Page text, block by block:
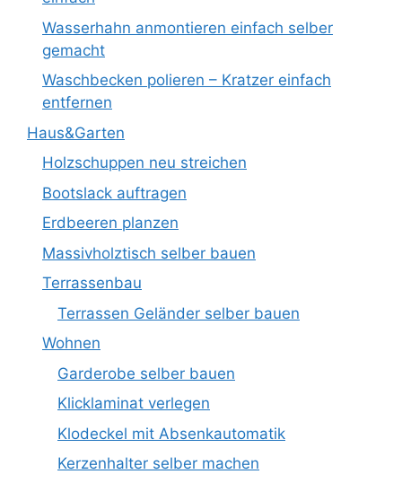
Wasserhahn anmontieren einfach selber
gemacht
Waschbecken polieren – Kratzer einfach
entfernen
Haus&Garten
Holzschuppen neu streichen
Bootslack auftragen
Erdbeeren planzen
Massivholztisch selber bauen
Terrassenbau
Terrassen Geländer selber bauen
Wohnen
Garderobe selber bauen
Klicklaminat verlegen
Klodeckel mit Absenkautomatik
Kerzenhalter selber machen